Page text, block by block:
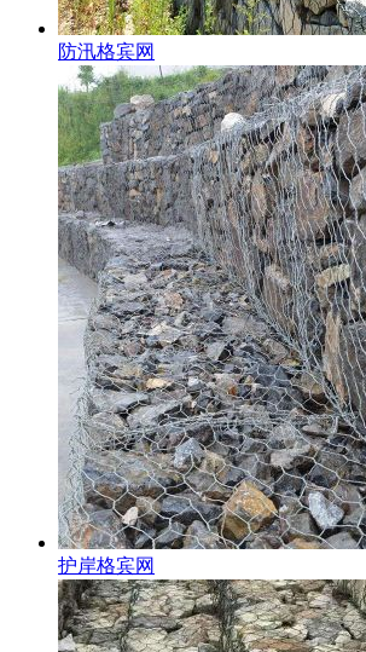
防汛格宾网
护岸格宾网